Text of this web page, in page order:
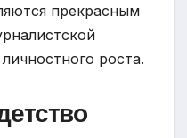
прекрасным
роста.